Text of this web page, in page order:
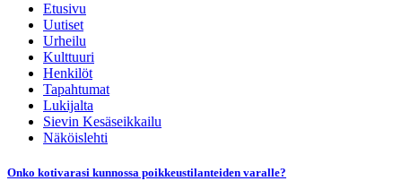
Etusivu
Uutiset
Urheilu
Kulttuuri
Henkilöt
Tapahtumat
Lukijalta
Sievin Kesäseikkailu
Näköislehti
Onko kotivarasi kunnossa poikkeustilanteiden varalle?